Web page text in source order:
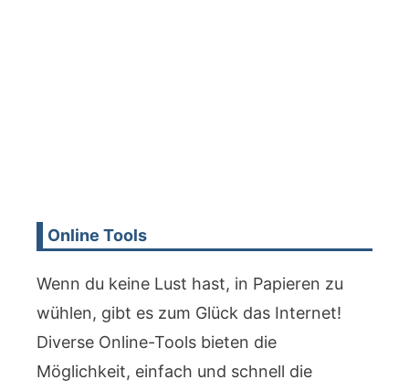
Online Tools
Wenn du keine Lust hast, in Papieren zu
wühlen, gibt es zum Glück das Internet!
Diverse Online-Tools bieten die
Möglichkeit, einfach und schnell die